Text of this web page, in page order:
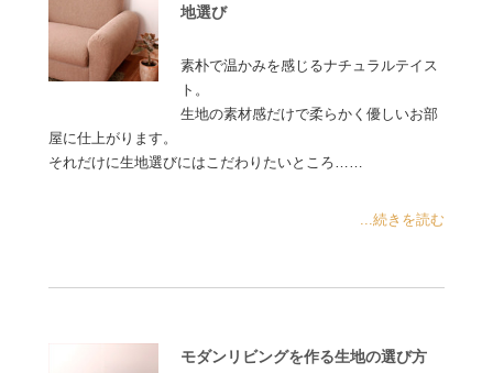
地選び
素朴で温かみを感じるナチュラルテイス
ト。
生地の素材感だけで柔らかく優しいお部
屋に仕上がります。
それだけに生地選びにはこだわりたいところ……
...続きを読む
モダンリビングを作る生地の選び方